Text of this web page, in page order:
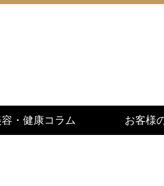
容・健康コラム お客様